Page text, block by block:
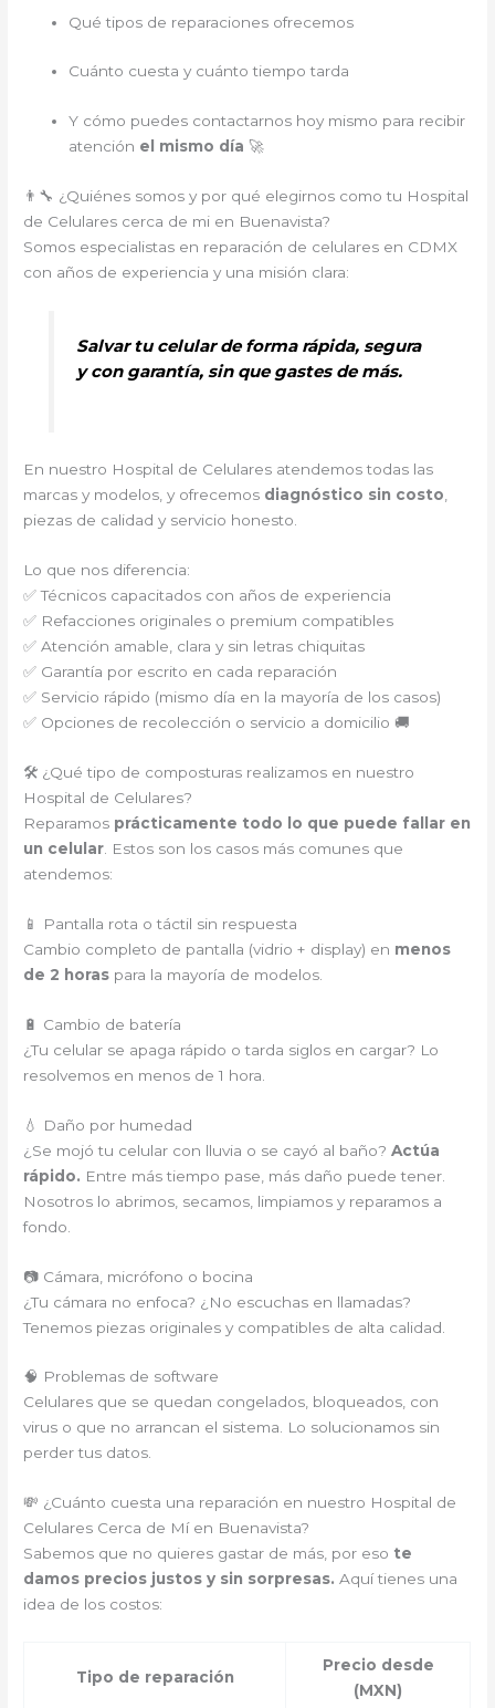
Qué tipos de reparaciones ofrecemos
Cuánto cuesta y cuánto tiempo tarda
Y cómo puedes contactarnos hoy mismo para recibir
atención el mismo día 🚀
👨‍🔧 ¿Quiénes somos y por qué elegirnos como tu Hospital
de Celulares cerca de mi en Buenavista?
Somos especialistas en reparación de celulares en CDMX
con años de experiencia y una misión clara:
Salvar tu celular de forma rápida, segura
y con garantía, sin que gastes de más.
En nuestro Hospital de Celulares atendemos todas las
marcas y modelos, y ofrecemos diagnóstico sin costo,
piezas de calidad y servicio honesto.
Lo que nos diferencia:
✅ Técnicos capacitados con años de experiencia
✅ Refacciones originales o premium compatibles
✅ Atención amable, clara y sin letras chiquitas
✅ Garantía por escrito en cada reparación
✅ Servicio rápido (mismo día en la mayoría de los casos)
✅ Opciones de recolección o servicio a domicilio 🚚
🛠️ ¿Qué tipo de composturas realizamos en nuestro
Hospital de Celulares?
Reparamos prácticamente todo lo que puede fallar en
un celular . Estos son los casos más comunes que
atendemos:
📱 Pantalla rota o táctil sin respuesta
Cambio completo de pantalla (vidrio + display) en menos
de 2 horas para la mayoría de modelos.
🔋 Cambio de batería
¿Tu celular se apaga rápido o tarda siglos en cargar? Lo
resolvemos en menos de 1 hora.
💧 Daño por humedad
¿Se mojó tu celular con lluvia o se cayó al baño?Actúa
rápido. Entre más tiempo pase, más daño puede tener.
Nosotros lo abrimos, secamos, limpiamos y reparamos a
fondo.
📷 Cámara, micrófono o bocina
¿Tu cámara no enfoca? ¿No escuchas en llamadas?
Tenemos piezas originales y compatibles de alta calidad.
🧠 Problemas de software
Celulares que se quedan congelados, bloqueados, con
virus o que no arrancan el sistema. Lo solucionamos sin
perder tus datos.
💸 ¿Cuánto cuesta una reparación en nuestro Hospital de
Celulares Cerca de Mí en Buenavista?
Sabemos que no quieres gastar de más, por eso te
damos precios justos y sin sorpresas. Aquí tienes una
idea de los costos:
Tipo de reparación
Precio desde
(MXN)